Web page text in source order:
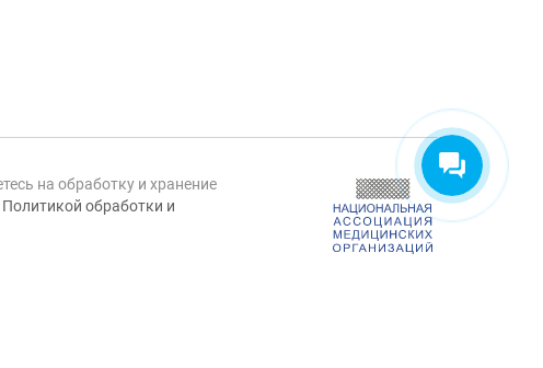
на обработку и хранение
Политикой обработки и